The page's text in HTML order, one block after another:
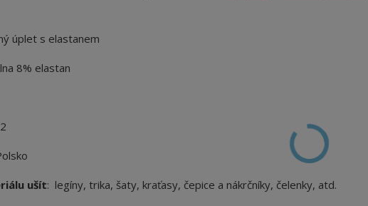
úplet s elastanem
8% elastan
ušít: legíny, trika, šaty, kraťasy, čepice a nákrčníky, čelenky, atd.